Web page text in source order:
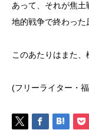
あって、それが焦
地的戦争で終わった
このあたりはまた、
(フリーライター・